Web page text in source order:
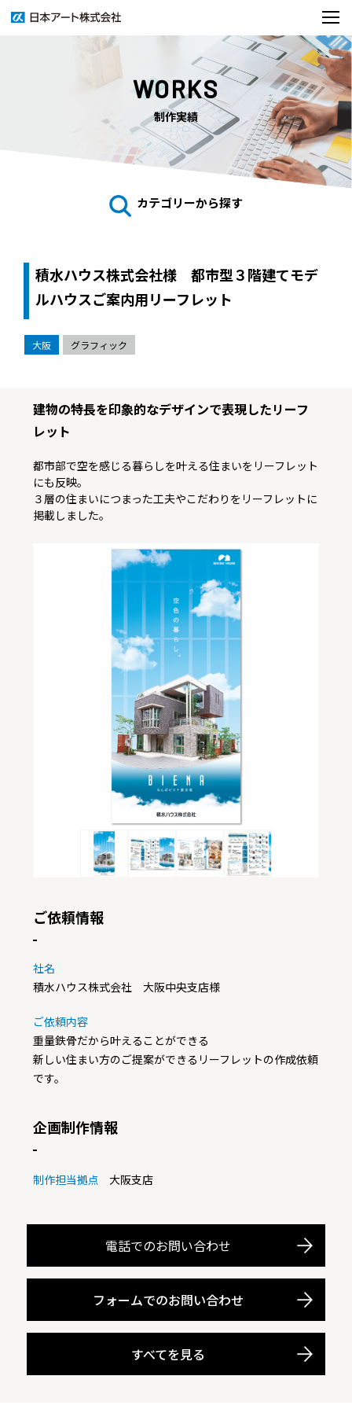
WORKS
制作実績
カテゴリーから探す
積水ハウス株式会社様 都市型３階建てモデ
ルハウスご案内用リーフレット
大阪 グラフィック
建物の特長を印象的なデザインで表現したリーフ
レット
都市部で空を感じる暮らしを叶える住まいをリーフレット
にも反映。
３層の住まいにつまった工夫やこだわりをリーフレットに
掲載しました。
ご依頼情報
社名
積水ハウス株式会社 大阪中央支店様
ご依頼内容
重量鉄骨だから叶えることができる
新しい住まい方のご提案ができるリーフレットの作成依頼
です。
企画制作情報
制作担当拠点 大阪支店
電話でのお問い合わせ
フォームでのお問い合わせ
すべてを見る